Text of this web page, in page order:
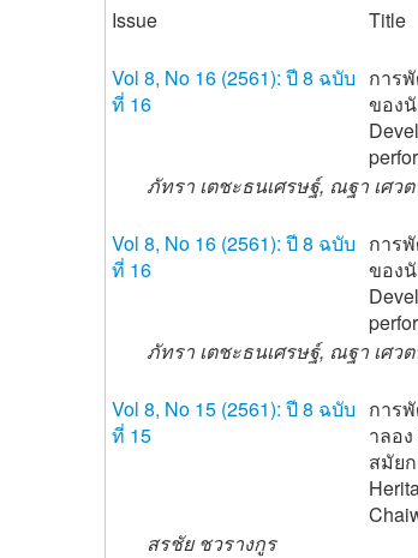
Issue Title
Vol 8, No 16 (2561): ปี 8 ฉบับ
ที่ 16
การ
ของ
ภัทรา เตชะธนเศรษฐ์, ณฐา เศว
Vol 8, No 16 (2561): ปี 8 ฉบับ
ที่ 16
การ
ของ
ภัทรา เตชะธนเศรษฐ์, ณฐา เศว
Vol 8, No 15 (2561): ปี 8 ฉบับ
ที่ 15
การ
าลอ
สมัย
สรชัย ชวรางกูร